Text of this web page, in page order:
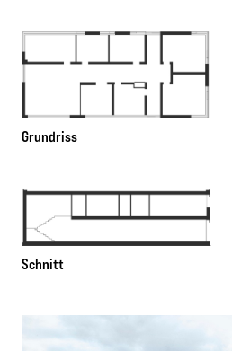
Grundriss
Schnitt